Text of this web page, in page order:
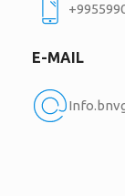
E-MAIL